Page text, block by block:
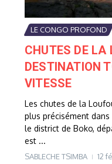
LE CONGO PROFOND
CHUTES DE LA
DESTINATION
VITESSE
Les chutes de la
plus précisément
le district de Boko,
est ...
SABLECHE TSIMBA 12